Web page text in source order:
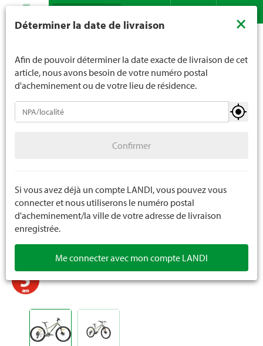
Recherche
Pour taille du corps
Bicyclettes
Vélos tout-terrain
Vélos juniors / enfants
Pièces de rechange bicyclettes
Déterminer la date de livraison ×
Afin de pouvoir déterminer la date exacte de livraison de cet
article, nous avons besoin de votre numéro postal
d'acheminement ou de votre lieu de résidence.
Confirmer
Si vous avez déjà un compte LANDI, vous pouvez vous
connecter et nous utiliserons le numéro postal
d'acheminement/la ville de votre adresse de livraison
enregistrée.
Me connecter avec mon compte LANDI
moins de 16 ans. La limite d'âge est de 18 ans pour les
nous indiquez votre âge de manière contraignante.